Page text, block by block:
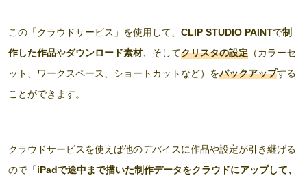
この「クラウドサービス」を使用して、 CLIP STUDIO PAINTで制
作した作品やダウンロード素材、そしてクリスタの設定 （カラーセ
ット、ワークスペース、ショートカットなど）をバックアップする
ことができます。
クラウドサービスを使えば他のデバイスに作品や設定が引き継げる
ので「iPadで途中まで描いた制作データをクラウドにアップして、